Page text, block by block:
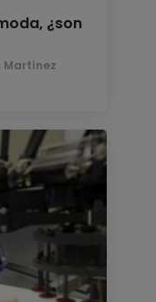
¿son
Martínez